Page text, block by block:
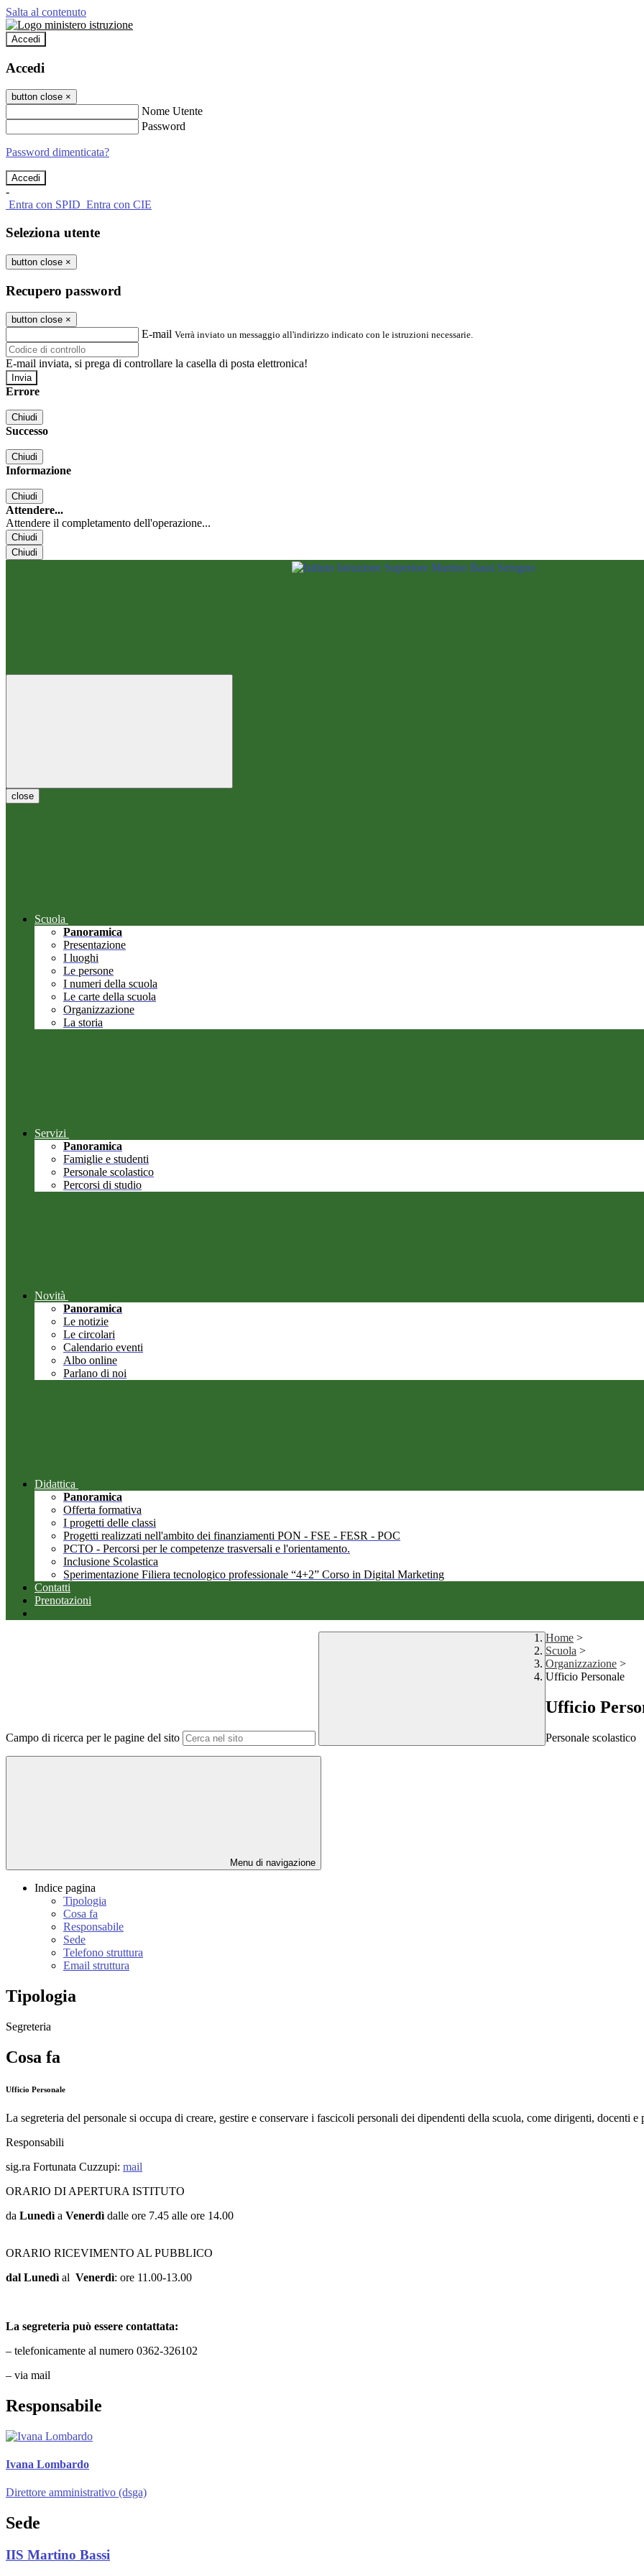
Salta al contenuto
Accedi
Accedi
button close ×
Nome Utente
Password
Password dimenticata?
-
Entra con SPID Entra con CIE
Seleziona utente
button close ×
Recupero password
button close ×
E-mail Verrà inviato un messaggio all'indirizzo indicato con le istruzioni necessarie.
E-mail inviata, si prega di controllare la casella di posta elettronica!
Errore
Chiudi
Successo
Chiudi
Informazione
Chiudi
Attendere...
Attendere il completamento dell'operazione...
Chiudi
Chiudi
close
Scuola
Panoramica
Presentazione
I luoghi
Le persone
I numeri della scuola
Le carte della scuola
Organizzazione
La storia
Servizi
Panoramica
Famiglie e studenti
Personale scolastico
Percorsi di studio
Novità
Panoramica
Le notizie
Le circolari
Calendario eventi
Albo online
Parlano di noi
Didattica
Panoramica
Offerta formativa
I progetti delle classi
Progetti realizzati nell'ambito dei finanziamenti PON - FSE - FESR - POC
PCTO - Percorsi per le competenze trasversali e l'orientamento.
Inclusione Scolastica
Sperimentazione Filiera tecnologico professionale “4+2” Corso in Digital Marketing
Contatti
Prenotazioni
Campo di ricerca per le pagine del sito
Home >
Scuola >
Organizzazione >
Ufficio Personale
Ufficio
Personale scolastico
Menu di navigazione
Indice pagina
Tipologia
Cosa fa
Responsabile
Sede
Telefono struttura
Email struttura
Tipologia
Segreteria
Cosa fa
Ufficio Personale
La segreteria del personale si occupa di creare, gestire e conservare i fascicoli personali dei dipendenti della scuola, come dirigenti, docenti e
Responsabili
sig.ra Fortunata Cuzzupi: mail
ORARIO DI APERTURA ISTITUTO
da Lunedì a Venerdì dalle ore 7.45 alle ore 14.00
ORARIO RICEVIMENTO AL PUBBLICO
dal Lunedì al Venerdì: ore 11.00-13.00
La segreteria può essere contattata:
– telefonicamente al numero 0362-326102
– via mail
Responsabile
Ivana Lombardo
Direttore amministrativo (dsga)
Sede
IIS Martino Bassi